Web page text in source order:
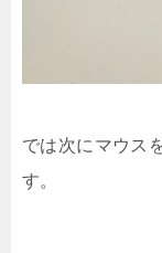
では次にマウス
す。